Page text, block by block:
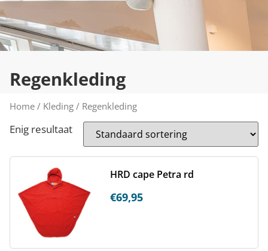
Regenkleding
Home / Kleding / Regenkleding
Enig resultaat
HRD cape Petra rd
€69,95